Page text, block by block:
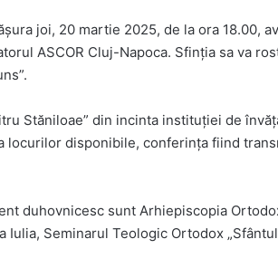
joi, 20 martie 2025, de la ora 18.00,
ASCOR Cluj-Napoca. Sfinția sa va
Stăniloae” din incinta instituției de
locurilor disponibile, conferința fiind
duhovnicesc sunt Arhiepiscopia
Iulia, Seminarul Teologic Ortodox